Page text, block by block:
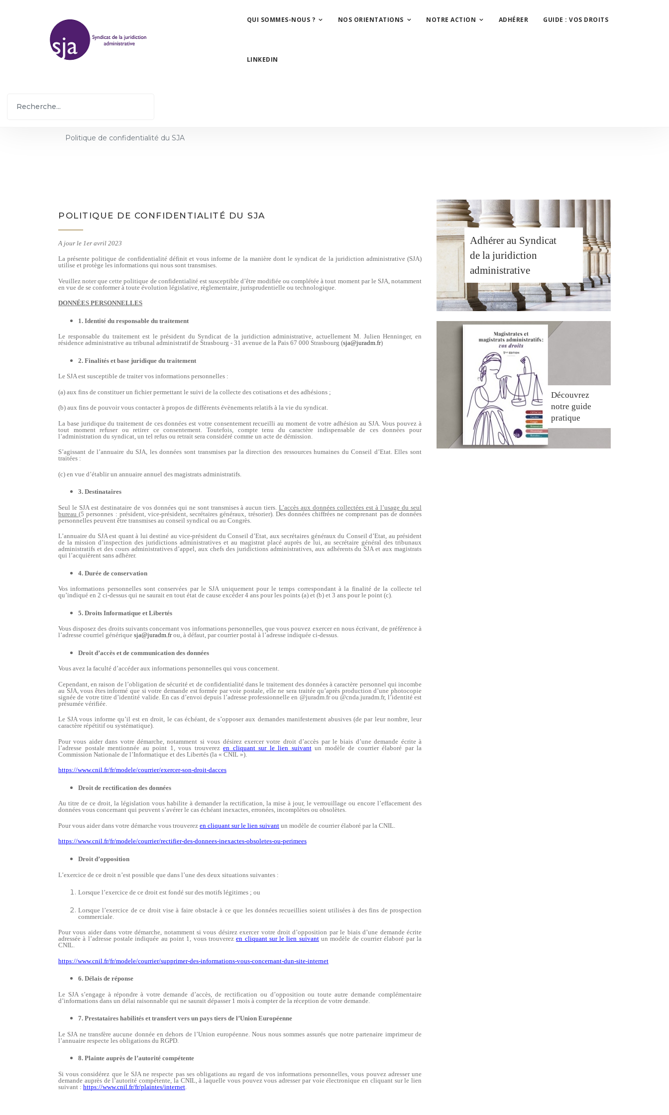
QUI SOMMES-NOUS ? NOS ORIENTATIONS NOTRE ACTION ADHÉRER GUIDE : VOS DROITS
LINKEDIN
Politique de confidentialité du SJA
POLITIQUE DE CONFIDENTIALITÉ DU SJA
A jour le 1er avril 2023
La présente politique de confidentialité définit et vous informe de la manière dont le syndicat de la juridiction administrative (SJA)
utilise et protège les informations qui nous sont transmises.
Veuillez noter que cette politique de confidentialité est susceptible d’être modifiée ou complétée à tout moment par le SJA, notamment
en vue de se conformer à toute évolution législative, règlementaire, jurisprudentielle ou technologique.
DONNÉES PERSONNELLES
1. Identité du responsable du traitement
Le responsable du traitement est le président du Syndicat de la juridiction administrative, actuellement M. Julien Henninger, en
résidence administrative au tribunal administratif de Strasbourg - 31 avenue de la Pais 67 000 Strasbourg (sja@juradm.fr)
2. Finalités et base juridique du traitement
Le SJA est susceptible de traiter vos informations personnelles :
(a) aux fins de constituer un fichier permettant le suivi de la collecte des cotisations et des adhésions ;
(b) aux fins de pouvoir vous contacter à propos de différents évènements relatifs à la vie du syndicat.
La base juridique du traitement de ces données est votre consentement recueilli au moment de votre adhésion au SJA. Vous pouvez à
tout moment refuser ou retirer ce consentement. Toutefois, compte tenu du caractère indispensable de ces données pour
l’administration du syndicat, un tel refus ou retrait sera considéré comme un acte de démission.
S’agissant de l’annuaire du SJA, les données sont transmises par la direction des ressources humaines du Conseil d’Etat. Elles sont
traitées :
(c) en vue d’établir un annuaire annuel des magistrats administratifs.
3. Destinataires
Seul le SJA est destinataire de vos données qui ne sont transmises à aucun tiers.L’accès aux données collectées est à l’usage du seul
bureau(5 personnes : président, vice-président, secrétaires généraux, trésorier). Des données chiffrées ne comprenant pas de données
personnelles peuvent être transmises au conseil syndical ou au Congrès.
L’annuaire du SJA est quant à lui destiné au vice-président du Conseil d’Etat, aux secrétaires généraux du Conseil d’Etat, au président
de la mission d’inspection des juridictions administratives et au magistrat placé auprès de lui, au secrétaire général des tribunaux
administratifs et des cours administratives d’appel, aux chefs des juridictions administratives, aux adhérents du SJA et aux magistrats
qui l’acquièrent sans adhérer.
4. Durée de conservation
Vos informations personnelles sont conservées par le SJA uniquement pour le temps correspondant à la finalité de la collecte tel
qu’indiqué en 2 ci-dessus qui ne saurait en tout état de cause excéder 4 ans pour les points (a) et (b) et 3 ans pour le point (c).
5. Droits Informatique et Libertés
Vous disposez des droits suivants concernant vos informations personnelles, que vous pouvez exercer en nous écrivant, de préférence à
l’adresse courriel générique sja@juradm.frou, à défaut, par courrier postal à l’adresse indiquée ci-dessus.
Droit d’accès et de communication des données
Vous avez la faculté d’accéder aux informations personnelles qui vous concernent.
Cependant, en raison de l’obligation de sécurité et de confidentialité dans le traitement des données à caractère personnel qui incombe
au SJA, vous êtes informé que si votre demande est formée par voie postale, elle ne sera traitée qu’après production d’une photocopie
signée de votre titre d’identité valide. En cas d’envoi depuis l’adresse professionnelle en @juradm.fr ou @cnda.juradm.fr, l’identité est
présumée vérifiée.
Le SJA vous informe qu’il est en droit, le cas échéant, de s’opposer aux demandes manifestement abusives (de par leur nombre, leur
caractère répétitif ou systématique).
Pour vous aider dans votre démarche, notamment si vous désirez exercer votre droit d’accès par le biais d’une demande écrite à
l’adresse postale mentionnée au point 1, vous trouverez en cliquant sur le lien suivantun modèle de courrier élaboré par la
Commission Nationale de l’Informatique et des Libertés (la « CNIL »).
https://www.cnil.fr/fr/modele/courrier/exercer-son-droit-dacces
Droit de rectification des données
Au titre de ce droit, la législation vous habilite à demander la rectification, la mise à jour, le verrouillage ou encore l’effacement des
données vous concernant qui peuvent s’avérer le cas échéant inexactes, erronées, incomplètes ou obsolètes.
Pour vous aider dans votre démarche vous trouverez en cliquant sur le lien suivant un modèle de courrier élaboré par la CNIL.
https://www.cnil.fr/fr/modele/courrier/rectifier-des-donnees-inexactes-obsoletes-ou-perimees
Droit d’opposition
L’exercice de ce droit n’est possible que dans l’une des deux situations suivantes :
Lorsque l’exercice de ce droit est fondé sur des motifs légitimes ; ou
Lorsque l’exercice de ce droit vise à faire obstacle à ce que les données recueillies soient utilisées à des fins de prospection
commerciale.
Pour vous aider dans votre démarche, notamment si vous désirez exercer votre droit d’opposition par le biais d’une demande écrite
adressée à l’adresse postale indiquée au point 1, vous trouverezen cliquant sur le lien suivantun modèle de courrier élaboré par la
CNIL.
https://www.cnil.fr/fr/modele/courrier/supprimer-des-informations-vous-concernant-dun-site-internet
6. Délais de réponse
Le SJA s’engage à répondre à votre demande d’accès, de rectification ou d’opposition ou toute autre demande complémentaire
d’informations dans un délai raisonnable qui ne saurait dépasser 1 mois à compter de la réception de votre demande.
7. Prestataires habilités et transfert vers un pays tiers de l’Union Européenne
Le SJA ne transfère aucune donnée en dehors de l’Union européenne. Nous nous sommes assurés que notre partenaire imprimeur de
l’annuaire respecte les obligations du RGPD.
8. Plainte auprès de l’autorité compétente
Si vous considérez que le SJA ne respecte pas ses obligations au regard de vos informations personnelles, vous pouvez adresser une
demande auprès de l’autorité compétente, la CNIL, à laquelle vous pouvez vous adresser par voie électronique en cliquant sur le lien
suivant : https://www.cnil.fr/fr/plaintes/internet
Adhérer au Syndicat
de la juridiction
administrative
Découvrez
notre guide
pratique